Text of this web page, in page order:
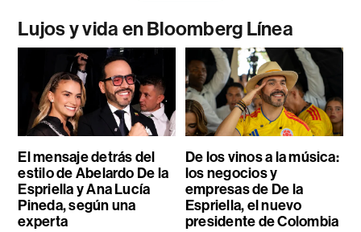
Lujos y vida en Bloomberg Línea
El mensaje detrás del
estilo de Abelardo De la
Espriella y Ana Lucía
Pineda, según una
experta
De los vinos a la música:
los negocios y
empresas de De la
Espriella, el nuevo
presidente de Colombia